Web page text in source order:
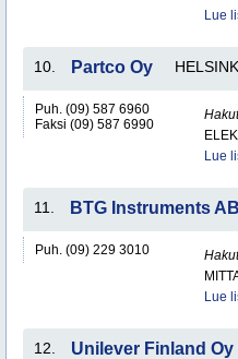
Lue
10. Partco Oy
Puh. (09) 587 6960
Faksi (09) 587 6990
Lue
11. BTG Instruments AB
Puh. (09) 229 3010
Lue
12. Unilever Finland Oy